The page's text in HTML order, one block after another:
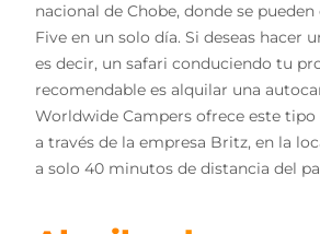
nacional de Chobe, donde se
Five en un solo día. Si deseas hacer
es decir, un safari conduciendo tu
recomendable es alquilar una
Worldwide Campers ofrece este tipo
a través de la empresa Britz, en la
a solo 40 minutos de distancia del